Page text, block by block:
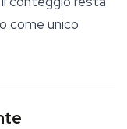
come unico